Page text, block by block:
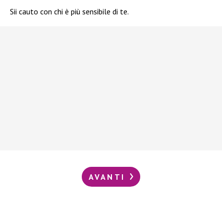
Sii cauto con chi è più sensibile di te.
AVANTI